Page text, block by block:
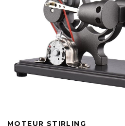
MOTEUR STIRLING